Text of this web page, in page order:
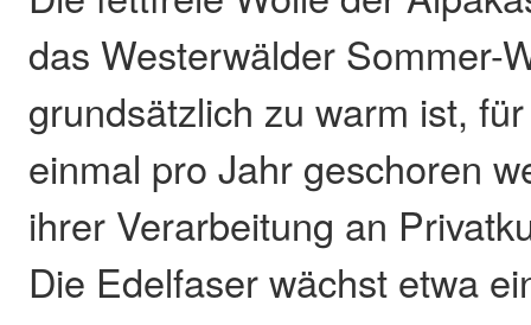
das Westerwälder Sommer-
grundsätzlich zu warm ist,
einmal pro Jahr geschoren
ihrer Verarbeitung an
Die Edelfaser wächst etwa